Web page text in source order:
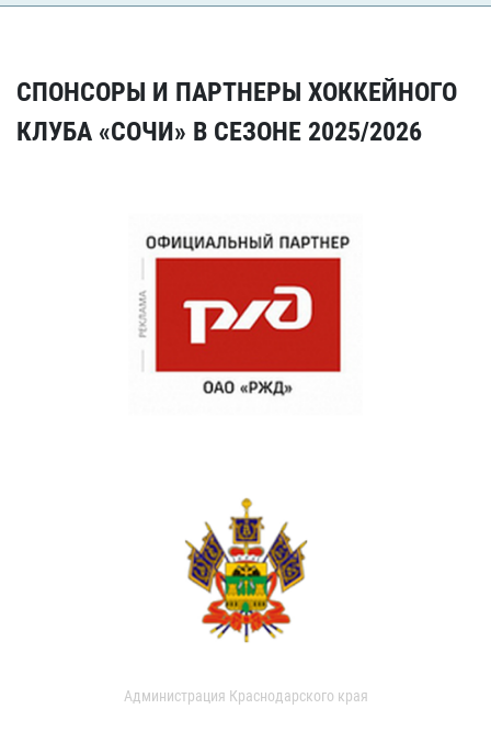
СПОНСОРЫ И ПАРТНЕРЫ ХОККЕЙНОГО
КЛУБА «СОЧИ» В СЕЗОНЕ 2025/2026
Администрация Краснодарского края